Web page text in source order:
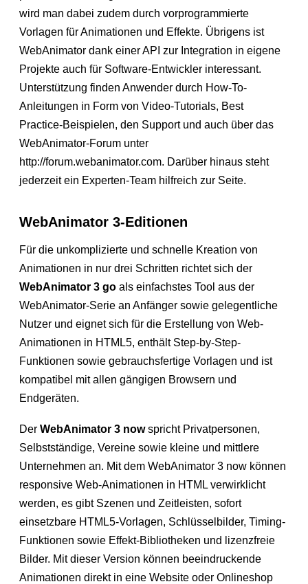
wird man dabei zudem durch vorprogrammierte
Vorlagen für Animationen und Effekte. Übrigens ist
WebAnimator dank einer API zur Integration in eigene
Projekte auch für Software-Entwickler interessant.
Unterstützung finden Anwender durch How-To-
Anleitungen in Form von Video-Tutorials, Best
Practice-Beispielen, den Support und auch über das
WebAnimator-Forum unter
http://forum.webanimator.com. Darüber hinaus steht
jederzeit ein Experten-Team hilfreich zur Seite.
WebAnimator 3-Editionen
Für die unkomplizierte und schnelle Kreation von
Animationen in nur drei Schritten richtet sich der
WebAnimator 3 go als einfachstes Tool aus der
WebAnimator-Serie an Anfänger sowie gelegentliche
Nutzer und eignet sich für die Erstellung von Web-
Animationen in HTML5, enthält Step-by-Step-
Funktionen sowie gebrauchsfertige Vorlagen und ist
kompatibel mit allen gängigen Browsern und
Endgeräten.
DerWebAnimator 3 nowspricht Privatpersonen,
Selbstständige, Vereine sowie kleine und mittlere
Unternehmen an. Mit dem WebAnimator 3 now können
responsive Web-Animationen in HTML verwirklicht
werden, es gibt Szenen und Zeitleisten, sofort
einsetzbare HTML5-Vorlagen, Schlüsselbilder, Timing-
Funktionen sowie Effekt-Bibliotheken und lizenzfreie
Bilder. Mit dieser Version können beeindruckende
Animationen direkt in eine Website oder Onlineshop